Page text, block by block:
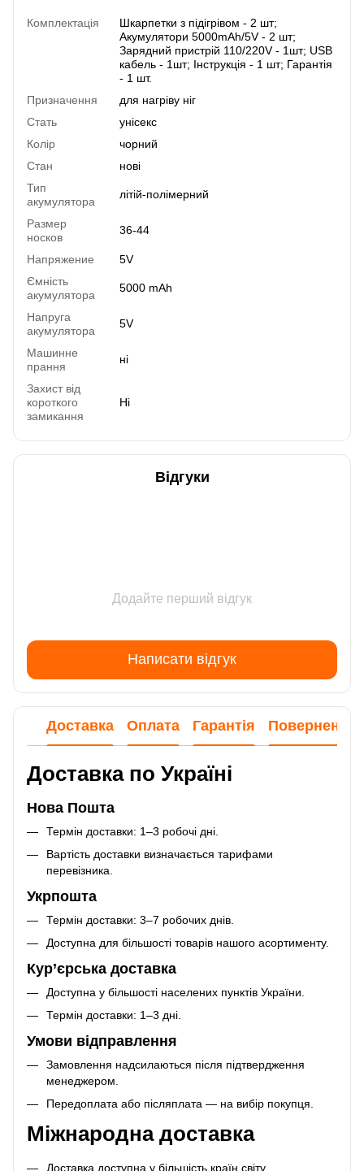
Комплектація
Шкарпетки з підігрівом - 2 шт;
Акумулятори 5000mАh/5V - 2 шт;
Зарядний пристрій 110/220V - 1шт; USB
кабель - 1шт; Інструкція - 1 шт; Гарантія
- 1 шт.
Призначення
для нагріву ніг
Стать
унісекс
Колір
чорний
Стан
нові
Тип
акумулятора
літій-полімерний
Размер
носков
36-44
Напряжение
5V
Ємність
акумулятора
5000 mAh
Напруга
акумулятора
5V
Машинне
прання
ні
Захист від
короткого
замикання
Ні
Відгуки
Додайте перший відгук
Написати відгук
Доставка Оплата Гарантія Повернення
Доставка по Україні
Нова Пошта
Термін доставки: 1–3 робочі дні.
Вартість доставки визначається тарифами
перевізника.
Укрпошта
Термін доставки: 3–7 робочих днів.
Доступна для більшості товарів нашого асортименту.
Кур’єрська доставка
Доступна у більшості населених пунктів України.
Термін доставки: 1–3 дні.
Умови відправлення
Замовлення надсилаються після підтвердження
менеджером.
Передоплата або післяплата — на вибір покупця.
Міжнародна доставка
Доставка доступна у більшість країн світу.